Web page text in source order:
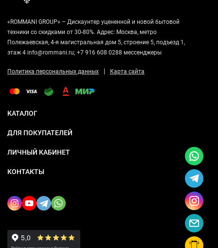
«ROMMANI GROUP» – Дискаунтер уцененной и новой бытовой
техники со скидками от 30-80%. Адрес: Москва, метро
Полежаевская, 4-я магистральная дом 5, строение 5, подъезд 1,
этаж 4 info@rommani.ru; +7 916 608 0288 мессенджеры
Политика персональных данных | Карта сайта
КАТАЛОГ
ДЛЯ ПОКУПАТЕЛЕЙ
ЛИЧНЫЙ КАБИНЕТ
КОНТАКТЫ